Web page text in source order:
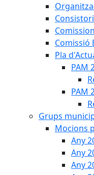
Consistori
Comissió
Pla
PAM
PAM
Grups
Mocions
Any
Any
Any